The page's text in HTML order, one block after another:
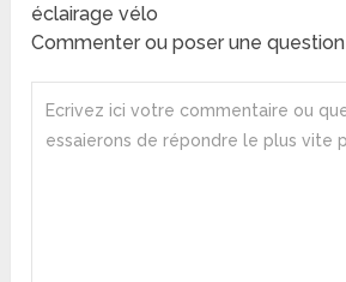
éclairage vélo
Commenter ou poser une question